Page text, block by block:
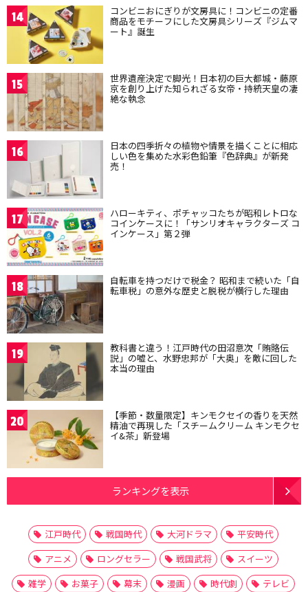
14 コンビニおにぎりが文房具に！コンビニの定番
商品をモチーフにした文房具シリーズ『ジムマ
ート』誕生
15 世界遺産決定で脚光！日本初の巨大都城・藤原
京を創り上げた知られざる女帝・持統天皇の凄
絶な執念
16 日本の四季折々の植物や情景を描くことに相応
しい色を集めた水彩色鉛筆『色辞典』が新発
売！
17 ハローキティ、ポチャッコたちが昭和レトロな
コインケースに！「サンリオキャラクターズ コ
インケース」第２弾
18 自転車を持つだけで税金？ 昭和まで続いた「自
転車税」の意外な歴史と脱税が横行した理由
19 教科書と違う！江戸時代の田沼意次「賄賂伝
説」の嘘と、水野忠邦が「大奥」を敵に回した
本当の理由
20 【季節・数量限定】キンモクセイの香りを天然
精油で再現した「スチームクリーム キンモクセ
イ&茶」新登場
ランキングを表示
江戸時代 戦国時代 大河ドラマ
平安時代
アニメ
ロングセラー 戦国武将
スイーツ
雑学
お菓子 幕末 漫画 時代劇
テレビ